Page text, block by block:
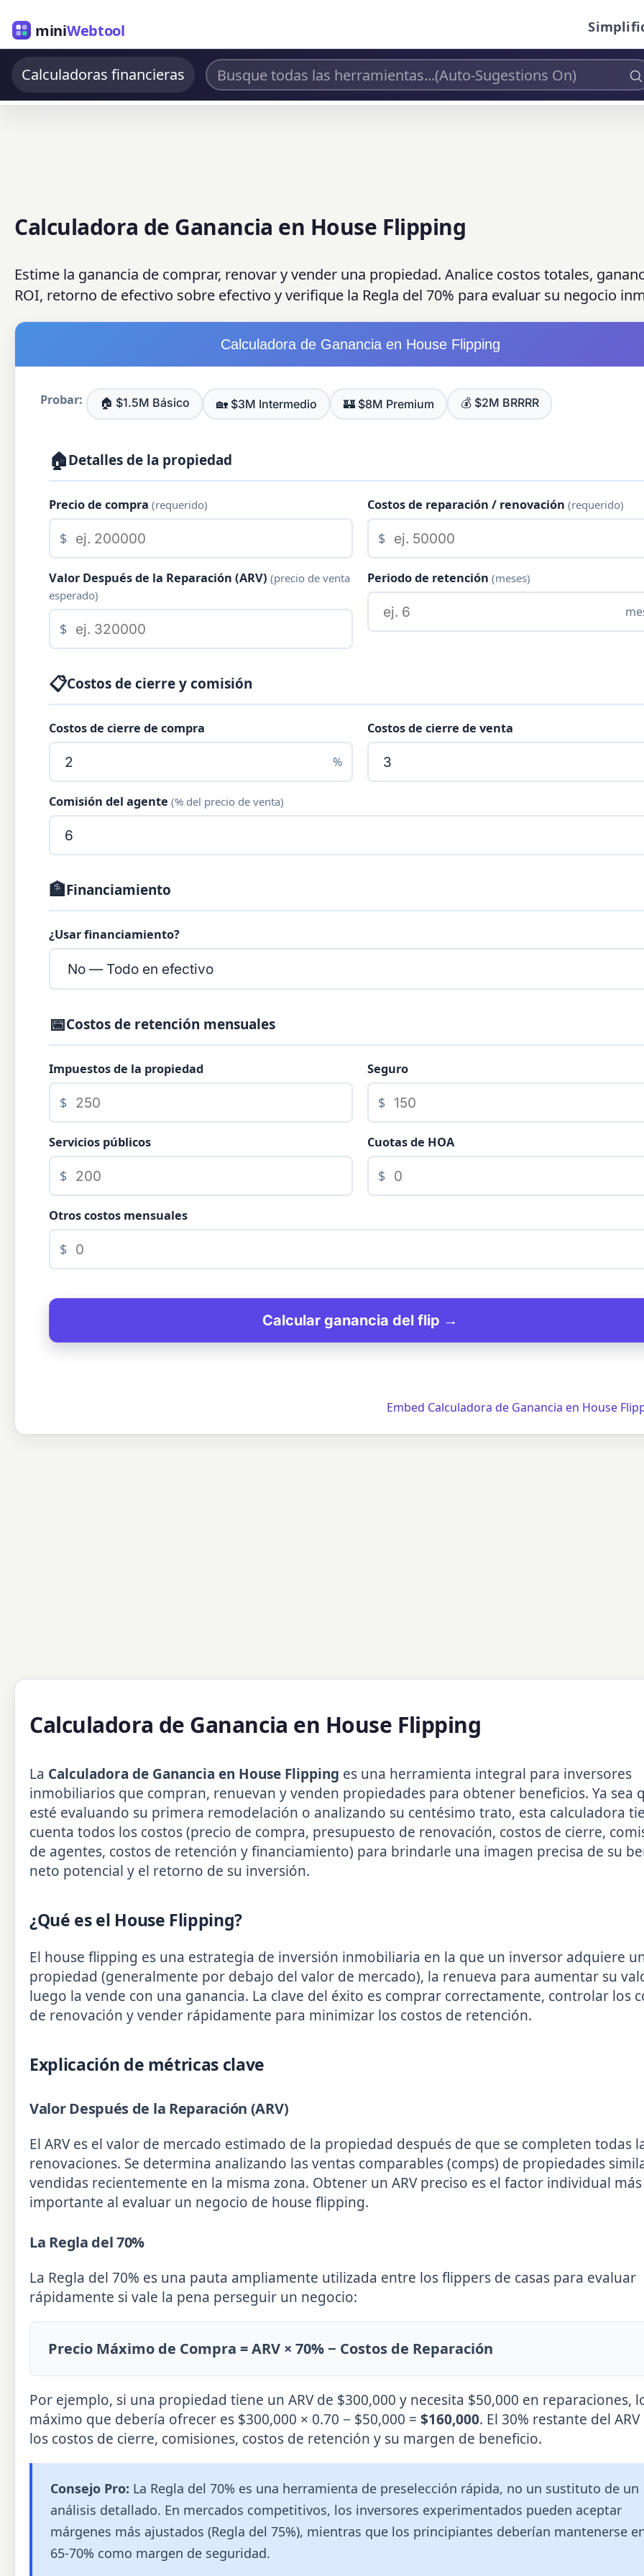
miniWebtool
Calculadoras financieras
Calculadora de Ganancia en House Flipping
Estime la ganancia de comprar, renovar y vender una propiedad. Analice costos totales,
ROI, retorno de efectivo sobre efectivo y verifique la Regla del 70% para evaluar su negocio
Calculadora de Ganancia en House Flipping
Probar: 🏠 $1.5M Básico 🏡 $3M Intermedio 🏰 $8M Premium 💰 $2M BRRRR
🏠Detalles de la propiedad
Precio de compra (requerido)
$
Costos de reparación / renovación (requerido)
$
Valor Después de la Reparación (ARV) (precio de venta
esperado)
$
Periodo de retención (meses)
📋Costos de cierre y comisión
Costos de cierre de compra
%
Costos de cierre de venta
Comisión del agente (% del precio de venta)
🏦Financiamiento
¿Usar financiamiento?
📅Costos de retención mensuales
Impuestos de la propiedad
$
Seguro
$
Servicios públicos
$
Cuotas de HOA
$
Otros costos mensuales
$
Calcular ganancia del flip →
Embed Calculadora de Ganancia en House
Calculadora de Ganancia en House Flipping
La Calculadora de Ganancia en House Flipping es una herramienta integral para inversores
inmobiliarios que compran, renuevan y venden propiedades para obtener beneficios. Ya sea
esté evaluando su primera remodelación o analizando su centésimo trato, esta calculadora
cuenta todos los costos (precio de compra, presupuesto de renovación, costos de cierre,
de agentes, costos de retención y financiamiento) para brindarle una imagen precisa de su
neto potencial y el retorno de su inversión.
¿Qué es el House Flipping?
El house flipping es una estrategia de inversión inmobiliaria en la que un inversor adquiere
propiedad (generalmente por debajo del valor de mercado), la renueva para aumentar su
luego la vende con una ganancia. La clave del éxito es comprar correctamente, controlar los
de renovación y vender rápidamente para minimizar los costos de retención.
Explicación de métricas clave
Valor Después de la Reparación (ARV)
El ARV es el valor de mercado estimado de la propiedad después de que se completen todas
renovaciones. Se determina analizando las ventas comparables (comps) de propiedades
vendidas recientemente en la misma zona. Obtener un ARV preciso es el factor individual más
importante al evaluar un negocio de house flipping.
La Regla del 70%
La Regla del 70% es una pauta ampliamente utilizada entre los flippers de casas para evaluar
rápidamente si vale la pena perseguir un negocio:
Precio Máximo de Compra = ARV × 70% − Costos de Reparación
Por ejemplo, si una propiedad tiene un ARV de $300,000 y necesita $50,000 en reparaciones,
máximo que debería ofrecer es $300,000 × 0.70 − $50,000 = $160,000. El 30% restante del
los costos de cierre, comisiones, costos de retención y su margen de beneficio.
Consejo Pro: La Regla del 70% es una herramienta de preselección rápida, no un sustituto de un
análisis detallado. En mercados competitivos, los inversores experimentados pueden aceptar
márgenes más ajustados (Regla del 75%), mientras que los principiantes deberían mantenerse
65-70% como margen de seguridad.